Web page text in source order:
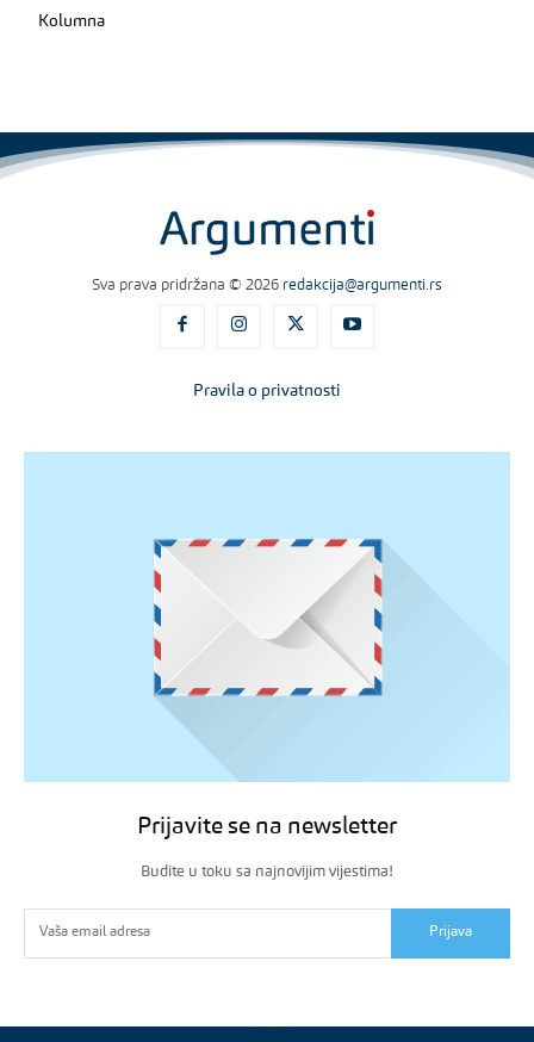
Kolumna
Sva prava pridržana © 2026 redakcija@argumenti.rs
Pravila o privatnosti
Prijavite se na newsletter
Budite u toku sa najnovijim vijestima!
Prijava